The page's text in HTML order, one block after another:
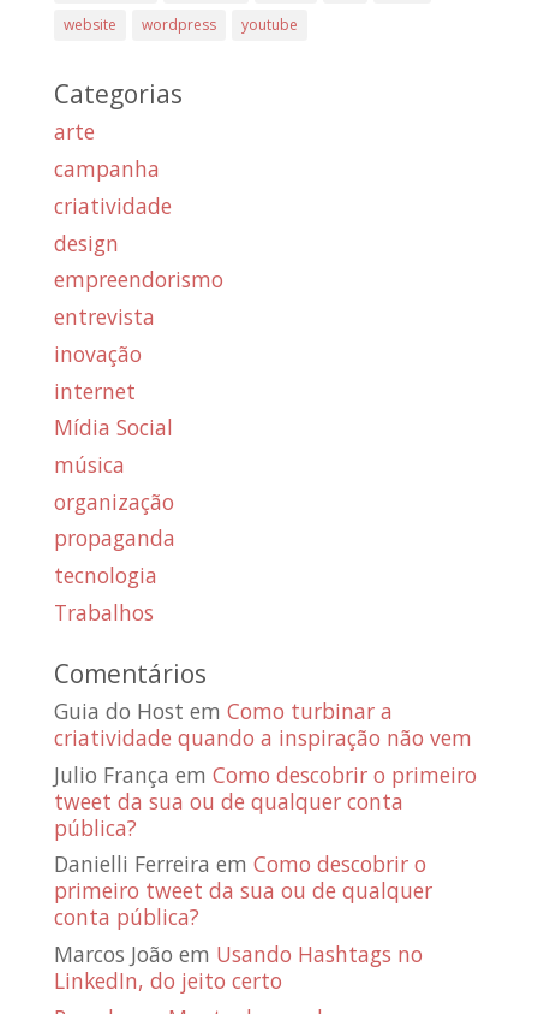
website
wordpress youtube
Categorias
arte
campanha
criatividade
design
empreendorismo
entrevista
inovação
internet
Mídia Social
música
organização
propaganda
tecnologia
Trabalhos
Comentários
Guia do Host em Como turbinar a
criatividade quando a inspiração não vem
Julio França em Como descobrir o primeiro
tweet da sua ou de qualquer conta
pública?
Danielli Ferreira em Como descobrir o
primeiro tweet da sua ou de qualquer
conta pública?
Marcos João em Usando Hashtags no
LinkedIn, do jeito certo